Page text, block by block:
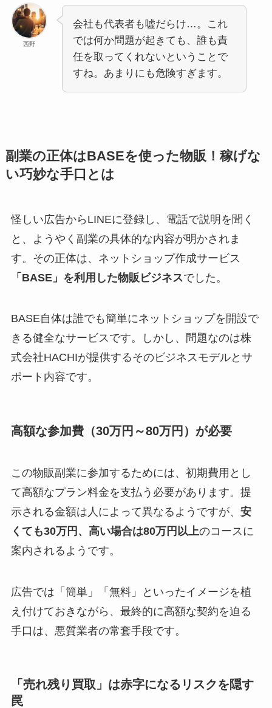
西野
会社も代表者も嘘だらけ…。これ
では何か問題が起きても、誰も責
任を取ってくれないということで
すね。あまりにも危険すぎます。
副業の正体はBASEを使った物販！稼げな
い巧妙な手口とは
怪しい広告からLINEに登録し、電話で説明を聞く
と、ようやく副業の具体的な内容が明かされま
す。その正体は、ネットショップ作成サービス
「BASE」を利用した物販ビジネスでした。
BASE自体は誰でも簡単にネットショップを開設で
きる健全なサービスです。しかし、問題なのは株
式会社HACHIが提供するそのビジネスモデルとサ
ポート内容です。
高額な参加費（30万円～80万円）が必要
この物販副業に参加するためには、初期費用とし
て高額なプラン料金を支払う必要があります。提
示される金額は人によって異なるようですが、 安
くても30万円、高い場合は80万円以上のコースに
案内されるようです。
広告では「簡単」「無料」といったイメージを植
え付けておきながら、最終的に高額な契約を迫る
手口は、悪質業者の常套手段です。
「売れ残り買取」は赤字になるリスクを隠す
罠